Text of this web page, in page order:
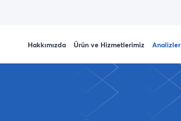
Hakkımızda Ürün ve Hizmetlerimiz Analizler